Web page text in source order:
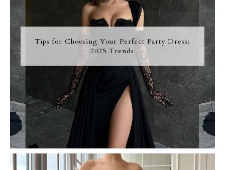
Tips for Choosing Your Perfect Party Dress:
2025 Trends